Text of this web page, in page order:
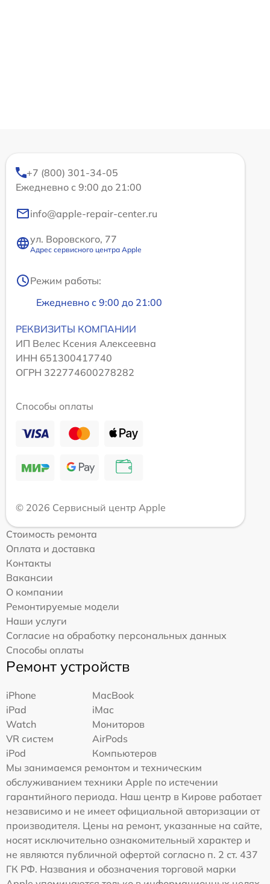
+7 (800) 301-34-05
Ежедневно с 9:00 до 21:00
info@apple-repair-center.ru
ул. Воровского, 77
Адрес сервисного центра Apple
Режим работы:
Ежедневно с 9:00 до 21:00
РЕКВИЗИТЫ КОМПАНИИ
ИП Велес Ксения Алексеевна
ИНН 651300417740
ОГРН 322774600278282
Способы оплаты
© 2026 Сервисный центр Apple
Стоимость ремонта
Оплата и доставка
Контакты
Вакансии
О компании
Ремонтируемые модели
Наши услуги
Согласие на обработку персональных данных
Способы оплаты
Ремонт устройств
iPhone
MacBook
iPad
iMac
Watch
Мониторов
VR систем
AirPods
iPod
Компьютеров
Мы занимаемся ремонтом и техническим
обслуживанием техники Apple по истечении
гарантийного периода. Наш центр в Кирове работает
независимо и не имеет официальной авторизации от
производителя. Цены на ремонт, указанные на сайте,
носят исключительно ознакомительный характер и
не являются публичной офертой согласно п. 2 ст. 437
ГК РФ. Названия и обозначения торговой марки